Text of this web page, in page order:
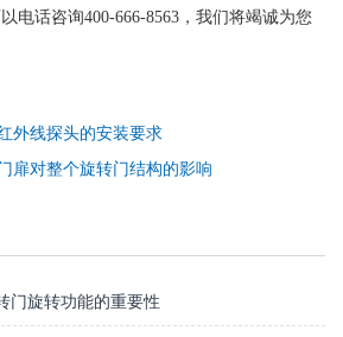
以电话咨询400-666-8563，我们将竭诚为您
外线探头的安装要求
扉对整个旋转门结构的影响
门旋转功能的重要性